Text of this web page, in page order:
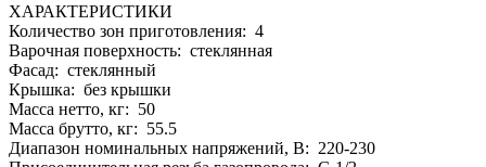
ХАРАКТЕРИСТИКИ
Количество зон приготовления: 4
Варочная поверхность: стеклянная
Фасад: стеклянный
Крышка: без крышки
Масса нетто, кг: 50
Масса брутто, кг: 55.5
Диапазон номинальных напряжений, В: 220-230